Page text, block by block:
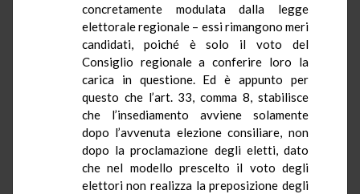
concretamente modulata dalla legge
elettorale regionale – essi rimangono meri
candidati, poiché è solo il voto del
Consiglio regionale a conferire loro la
carica in questione. Ed è appunto per
questo che l’art. 33, comma 8, stabilisce
che l’insediamento avviene solamente
dopo l’avvenuta elezione consiliare, non
dopo la proclamazione degli eletti, dato
che nel modello prescelto il voto degli
elettori non realizza la preposizione degli